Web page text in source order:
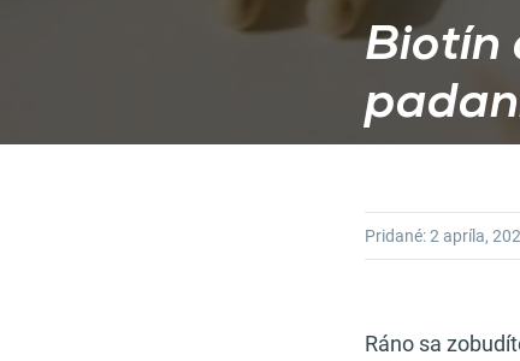
Biotín
Pridané:2 apríla,
Ráno sa